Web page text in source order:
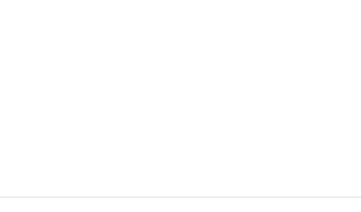
Entwicklung